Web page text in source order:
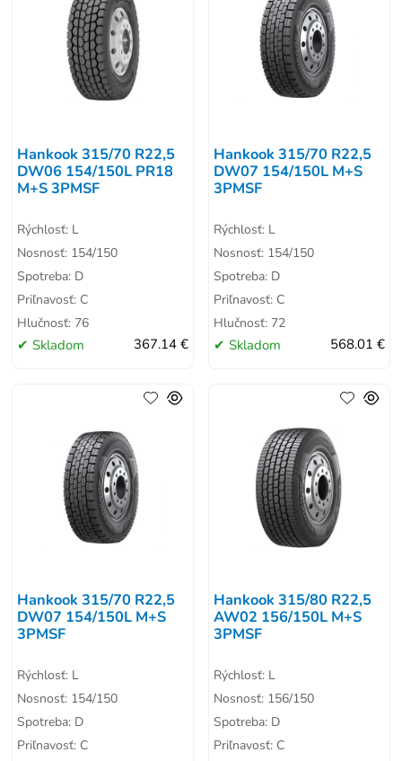
Hankook 315/70 R22,5
DW06 154/150L PR18
M+S 3PMSF
Rýchlosť: L
Nosnosť: 154/150
Spotreba: D
Priľnavosť: C
Hlučnosť: 76
Skladom 367.14 €
Hankook 315/70 R22,5
DW07 154/150L M+S
3PMSF
Rýchlosť: L
Nosnosť: 154/150
Spotreba: D
Priľnavosť: C
Hlučnosť: 72
Skladom 568.01 €
Hankook 315/70 R22,5
DW07 154/150L M+S
3PMSF
Rýchlosť: L
Nosnosť: 154/150
Spotreba: D
Priľnavosť: C
Hankook 315/80 R22,5
AW02 156/150L M+S
3PMSF
Rýchlosť: L
Nosnosť: 156/150
Spotreba: D
Priľnavosť: C